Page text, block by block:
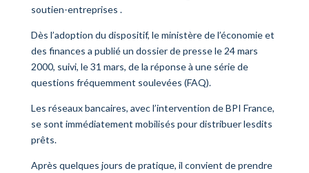
soutien-entreprises .
Dès l’adoption du dispositif, le ministère de l’économie et
des finances a publié un dossier de presse le 24 mars
2000, suivi, le 31 mars, de la réponse à une série de
questions fréquemment soulevées (FAQ).
Les réseaux bancaires, avec l’intervention de BPI France,
se sont immédiatement mobilisés pour distribuer lesdits
prêts.
Après quelques jours de pratique, il convient de prendre